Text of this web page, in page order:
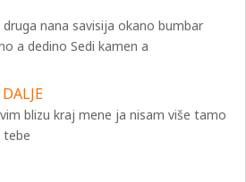
druga nana savisija okano bumbar
a dedino Sedi kamen a
blizu kraj mene ja nisam više tamo
tebe